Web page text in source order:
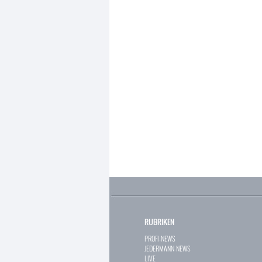
RUBRIKEN
PROFI-NEWS
JEDERMANN-NEWS
LIVE